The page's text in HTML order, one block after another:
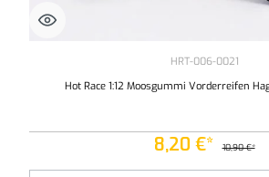
HRT-006-0021
Hot Race 1:12 Moosgummi Vorderreifen
8,20 €* 10,90 €*